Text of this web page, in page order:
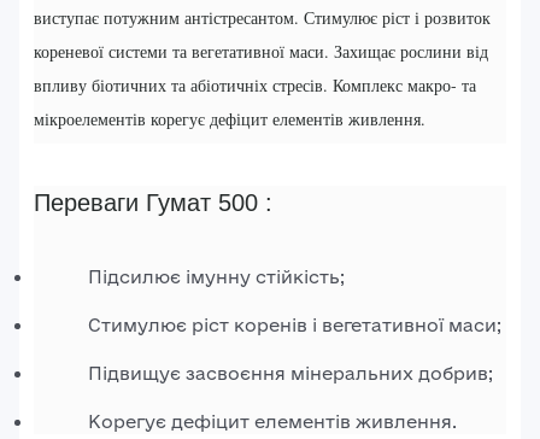
виступає потужним антістресантом. Стимулює ріст і розвиток
кореневої системи та вегетативної маси. Захищає рослини від
впливу біотичних та абіотичніх стресів. Комплекс макро- та
мікроелементів корегує дефіцит елементів живлення.
Переваги Гумат 500 :
Підсилює імунну стійкість;
Стимулює ріст коренів і вегетативної маси;
Підвищує засвоєння мінеральних добрив;
Корегує дефіцит елементів живлення.